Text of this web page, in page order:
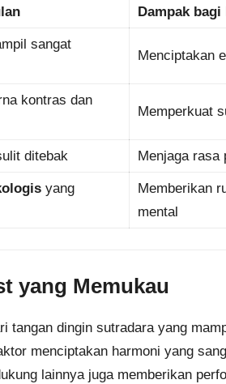
Dampak bagi
sangat
Menciptakan
kontras dan
Memperkuat
ditebak Menjaga rasa
yang
Memberikan
mental
yang Memukau
tangan dingin sutradara yang
menciptakan harmoni yang
lainnya juga memberikan